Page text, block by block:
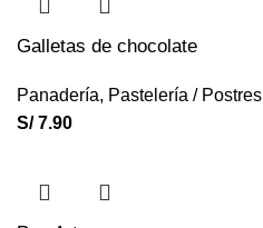
Galletas de chocolate
Panadería, Pastelería / Postres
S/7.90